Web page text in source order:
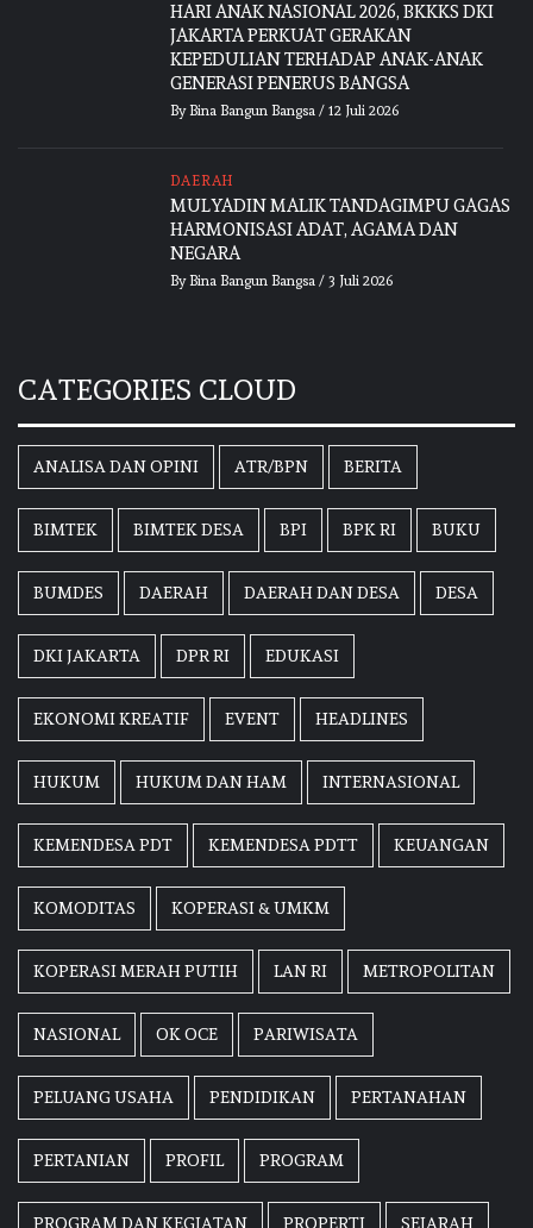
HARI ANAK NASIONAL 2026, BKKKS DKI
JAKARTA PERKUAT GERAKAN
KEPEDULIAN TERHADAP ANAK-ANAK
GENERASI PENERUS BANGSA
By Bina Bangun Bangsa/ 12 Juli 2026
DAERAH
MULYADIN MALIK TANDAGIMPU GAGAS
HARMONISASI ADAT, AGAMA DAN
NEGARA
By Bina Bangun Bangsa/ 3 Juli 2026
CATEGORIES CLOUD
ANALISA DAN OPINI ATR/BPN BERITA
BIMTEK BIMTEK DESA BPI BPK RI BUKU
BUMDES DAERAH DAERAH DAN DESA DESA
DKI JAKARTA DPR RI EDUKASI
EKONOMI KREATIF EVENT HEADLINES
HUKUM HUKUM DAN HAM INTERNASIONAL
KEMENDESA PDT KEMENDESA PDTT KEUANGAN
KOMODITAS KOPERASI & UMKM
KOPERASI MERAH PUTIH LAN RI METROPOLITAN
NASIONAL OK OCE PARIWISATA
PELUANG USAHA PENDIDIKAN PERTANAHAN
PERTANIAN PROFIL PROGRAM
PROGRAM DAN KEGIATAN PROPERTI SEJARAH